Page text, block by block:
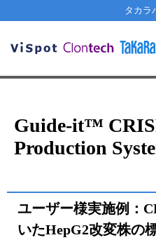
タカラ
機能解析・サイレンシング
核酸抽出・精製・標識
PCR・等温増幅
装置・ソフトウェア
サンプル請求
その他 ライセンスに関するご
遺伝子組換え生物該当製品
研究支援ツール
Cut-Site Navigator 制限酵素切断サ
抗体検索サイト
リアルタイムPCR（プローブ法）
プライマー・プローブ検索
お問
Guide-it™
Production
ユーザー様実施例：
いたHepG2改変株の